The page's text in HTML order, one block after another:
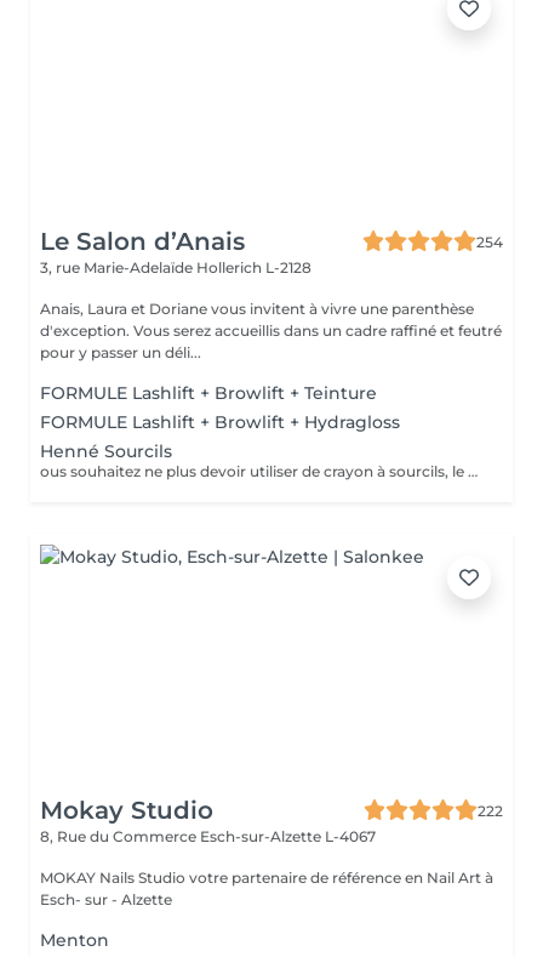
Le Salon d’Anais
254
3, rue Marie-Adelaïde Hollerich L-2128
Anais, Laura et Doriane vous invitent à vivre une parenthèse
d'exception. Vous serez accueillis dans un cadre raffiné et feutré
pour y passer un déli...
FORMULE Lashlift + Browlift + Teinture
FORMULE Lashlift + Browlift + Hydragloss
Henné Sourcils
ous souhaitez ne plus devoir utiliser de crayon à sourcils, le henné est ce qu'il vous faut. Il s'agit d'une teinture végétale qui va colorer la peau pendant 2 semaines et teinter les sourcils pendant au moins 6 semaines. Vous obtiendrez ainsi des sourcils parfaitement redessinés de façon plus durable. Le henné peut également être la solution pour raviver un microblading entre deux retouches, ceci vous permettra de tenir un peu plus longtemps avant de refaire le microblading.
Mokay Studio
222
8, Rue du Commerce Esch-sur-Alzette L-4067
MOKAY Nails Studio votre partenaire de référence en Nail Art à
Esch- sur - Alzette
Menton